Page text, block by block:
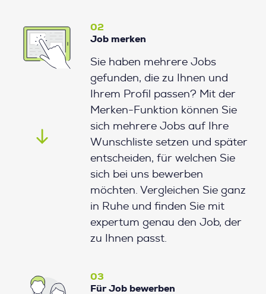
02
Job merken
Sie haben mehrere Jobs
gefunden, die zu Ihnen und
Ihrem Profil passen? Mit der
Merken-Funktion können Sie
sich mehrere Jobs auf Ihre
Wunschliste setzen und später
entscheiden, für welchen Sie
sich bei uns bewerben
möchten. Vergleichen Sie ganz
in Ruhe und finden Sie mit
expertum genau den Job, der
zu Ihnen passt.
03
Für Job bewerben